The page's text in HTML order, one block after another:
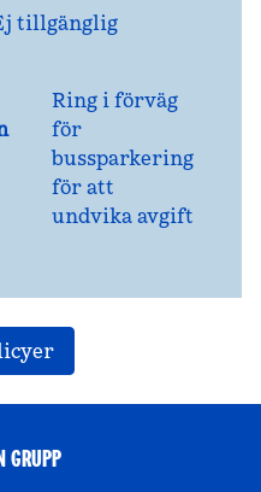
tillgänglig
Ring i förväg
för
bussparkering
för att
undvika avgift
GRUPP